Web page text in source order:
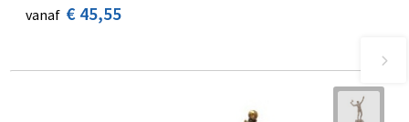
vanaf € 45,55